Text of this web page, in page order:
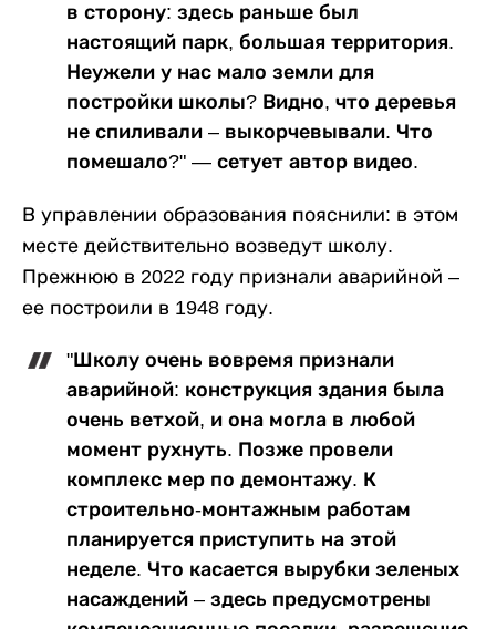
в сторону: здесь раньше был
настоящий парк, большая территория.
Неужели у нас мало земли для
постройки школы? Видно, что деревья
не спиливали – выкорчевывали. Что
помешало?" — сетует автор видео.
В управлении образования пояснили: в этом
месте действительно возведут школу.
Прежнюю в 2022 году признали аварийной –
ее построили в 1948 году.
"Школу очень вовремя признали
аварийной: конструкция здания была
очень ветхой, и она могла в любой
момент рухнуть. Позже провели
комплекс мер по демонтажу. К
строительно-монтажным работам
планируется приступить на этой
неделе. Что касается вырубки зеленых
насаждений – здесь предусмотрены